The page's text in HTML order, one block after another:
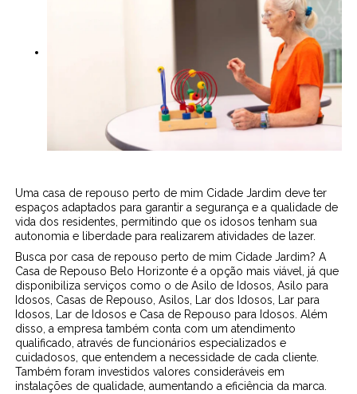
Uma casa de repouso perto de mim Cidade Jardim deve ter
espaços adaptados para garantir a segurança e a qualidade de
vida dos residentes, permitindo que os idosos tenham sua
autonomia e liberdade para realizarem atividades de lazer.
Busca por casa de repouso perto de mim Cidade Jardim? A
Casa de Repouso Belo Horizonte é a opção mais viável, já que
disponibiliza serviços como o de Asilo de Idosos, Asilo para
Idosos, Casas de Repouso, Asilos, Lar dos Idosos, Lar para
Idosos, Lar de Idosos e Casa de Repouso para Idosos. Além
disso, a empresa também conta com um atendimento
qualificado, através de funcionários especializados e
cuidadosos, que entendem a necessidade de cada cliente.
Também foram investidos valores consideráveis em
instalações de qualidade, aumentando a eficiência da marca.